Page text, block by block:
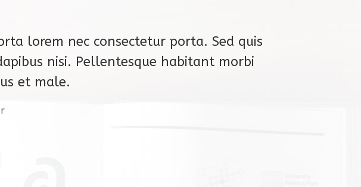
lorem nec consectetur porta. Sed quis
nisi. Pellentesque habitant morbi
et male.